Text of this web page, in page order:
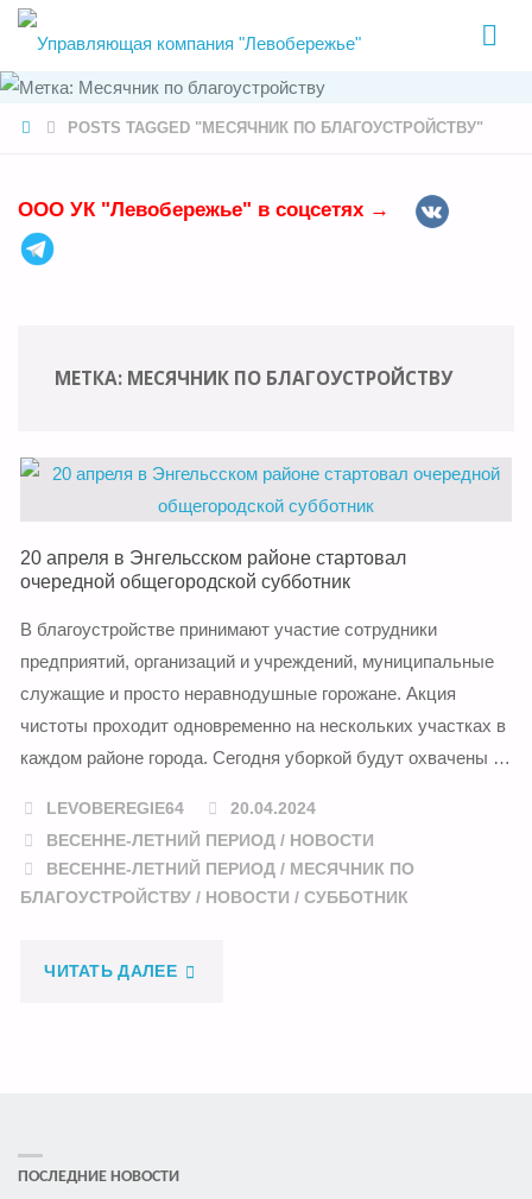
HOMEPOSTS TAGGED "МЕСЯЧНИК ПО БЛАГОУСТРОЙСТВУ"
ООО УК "Левобережье" в соцсетях →
МЕТКА: МЕСЯЧНИК ПО БЛАГОУСТРОЙСТВУ
20 апреля в Энгельсском районе стартовал
очередной общегородской субботник
В благоустройстве принимают участие сотрудники
предприятий, организаций и учреждений, муниципальные
служащие и просто неравнодушные горожане. Акция
чистоты проходит одновременно на нескольких участках в
каждом районе города. Сегодня уборкой будут охвачены …
LEVOBEREGIE64
20.04.2024
ВЕСЕННЕ-ЛЕТНИЙ ПЕРИОД/ НОВОСТИ
ВЕСЕННЕ-ЛЕТНИЙ ПЕРИОД/ МЕСЯЧНИК ПО
БЛАГОУСТРОЙСТВУ/ НОВОСТИ / СУББОТНИК
ЧИТАТЬ ДАЛЕЕ"20
РАЙОНЕ
ПОСЛЕДНИЕ НОВОСТИ